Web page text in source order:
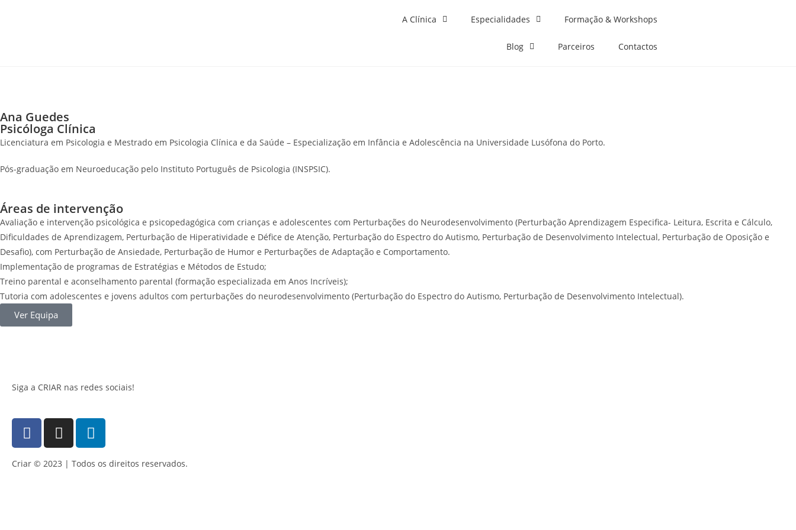
A Clínica Especialidades Formação & Workshops
Blog Parceiros Contactos
Ana Guedes
Psicóloga Clínica
Licenciatura em Psicologia e Mestrado em Psicologia Clínica e da Saúde – Especialização em Infância e Adolescência na Universidade Lusófona do Porto.
Pós-graduação em Neuroeducação pelo Instituto Português de Psicologia (INSPSIC).
Áreas de intervenção
Avaliação e intervenção psicológica e psicopedagógica com crianças e adolescentes com Perturbações do Neurodesenvolvimento (Perturbação Aprendizagem Especifica- Leitura, Escrita e Cálculo,
Dificuldades de Aprendizagem, Perturbação de Hiperatividade e Défice de Atenção, Perturbação do Espectro do Autismo, Perturbação de Desenvolvimento Intelectual, Perturbação de Oposição e
Desafio), com Perturbação de Ansiedade, Perturbação de Humor e Perturbações de Adaptação e Comportamento.
Implementação de programas de Estratégias e Métodos de Estudo;
Treino parental e aconselhamento parental (formação especializada em Anos Incríveis);
Tutoria com adolescentes e jovens adultos com perturbações do neurodesenvolvimento (Perturbação do Espectro do Autismo, Perturbação de Desenvolvimento Intelectual).
Ver Equipa
Siga a CRIAR nas redes sociais!
Criar © 2023 | Todos os direitos reservados.